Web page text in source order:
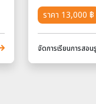
ราคา 13,000 ฿
จัดการเรียนการสอ